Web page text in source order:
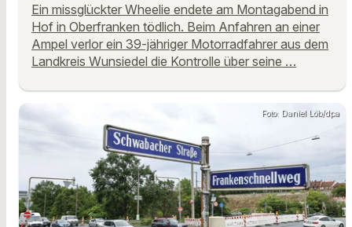
Ein missglückter Wheelie endete am Montagabend in
Hof in Oberfranken tödlich. Beim Anfahren an einer
Ampel verlor ein 39-jähriger Motorradfahrer aus dem
Landkreis Wunsiedel die Kontrolle über seine …
Foto: Daniel Löb/dpa